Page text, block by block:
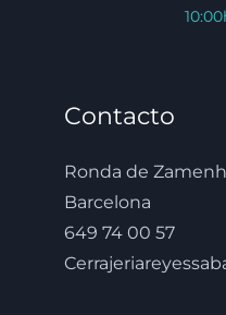
Contacto
Ronda de
Barcelona
649 74 00 57